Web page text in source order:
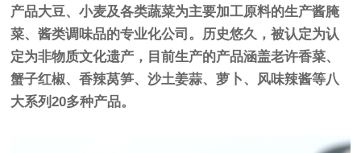
产品大豆、小麦及各类蔬菜为主要加工原料的生产酱腌
菜、酱类调味品的专业化公司。历史悠久，被认定为认
定为非物质文化遗产，目前生产的产品涵盖老许香菜、
蟹子红椒、香辣莴笋、沙土姜蒜、萝卜、风味辣酱等八
大系列20多种产品。